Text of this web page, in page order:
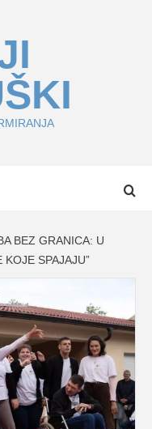
BEZ GRANICA: U
SPAJAJU”